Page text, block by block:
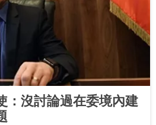
：沒討論過在委境內建